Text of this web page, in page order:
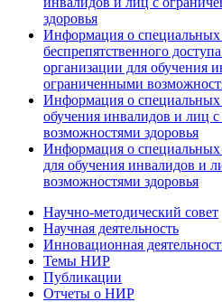
здоровья
Информация о специальных
беспрепятственного
организации для обучения
ограниченными
Информация о специальных
обучения инвалидов и лиц
возможностями здоровья
Информация о специальных
для обучения инвалидов и
возможностями здоровья
Научно-методический совет
Научная деятельность
Инновационная
Темы НИР
Публикации
Отчеты о НИР